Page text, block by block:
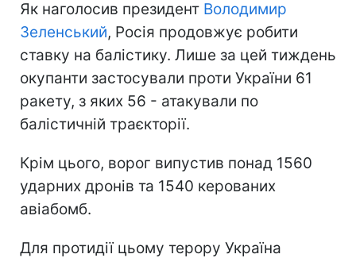
Як наголосив президент Володимир
Зеленський, Росія продовжує робити
ставку на балістику. Лише за цей тиждень
окупанти застосували проти України 61
ракету, з яких 56 - атакували по
балістичній траєкторії.
Крім цього, ворог випустив понад 1560
ударних дронів та 1540 керованих
авіабомб.
Для протидії цьому терору Україна